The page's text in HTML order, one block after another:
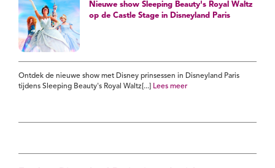
Nieuwe show Sleeping Beauty's Royal Waltz
op de Castle Stage in Disneyland Paris
Ontdek de nieuwe show met Disney prinsessen in Disneyland Paris
tijdens Sleeping Beauty's Royal Waltz[...]
Lees meer